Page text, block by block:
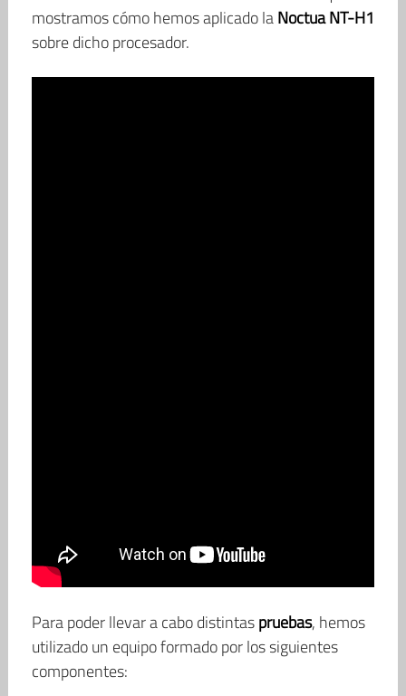
mostramos cómo hemos aplicado laNoctua NT-H1
sobre dicho procesador.
Para poder llevar a cabo distintaspruebas, hemos
utilizado un equipo formado por los siguientes
componentes: